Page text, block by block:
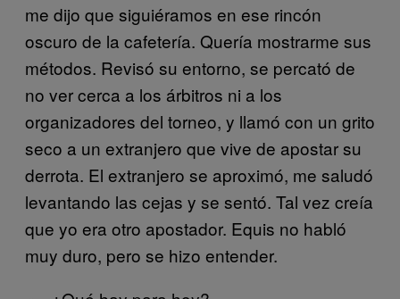
me dijo que siguiéramos en ese rincón
oscuro de la cafetería. Quería mostrarme sus
métodos. Revisó su entorno, se percató de
no ver cerca a los árbitros ni a los
organizadores del torneo, y llamó con un grito
seco a un extranjero que vive de apostar su
derrota. El extranjero se aproximó, me saludó
levantando las cejas y se sentó. Tal vez creía
que yo era otro apostador. Equis no habló
muy duro, pero se hizo entender.